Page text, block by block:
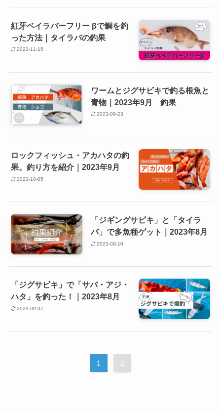
紅牙ベイラバーフリー βで鯛を釣
った方法｜タイラバの釣果
2023-11-15
ワームとジグサビキで釣る根魚と
青物｜2023年9月 釣果
2023-09-23
ロックフィッシュ・アカハタの釣
果。釣り方を紹介｜2023年9月
2023-10-05
「ジギングサビキ」と「タイラ
バ」で多魚種ゲット｜2023年8月
2023-09-10
「ジグサビキ」で「サバ・アジ・
ハタ」を釣った！｜2023年8月
2023-09-07
1 2